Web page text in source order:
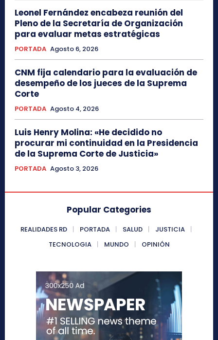
Leonel Fernández encabeza reunión del
Pleno de la Secretaría de Organización
para evaluar metas estratégicas
PORTADA Agosto 6, 2026
CNM fija calendario para la evaluación de
desempeño de los jueces de la Suprema
Corte
PORTADA Agosto 4, 2026
Luis Henry Molina: «He decidido no
procurar mi continuidad en la Presidencia
de la Suprema Corte de Justicia»
PORTADA Agosto 3, 2026
Popular Categories
REALIDADES RD PORTADA SALUD
JUSTICIA
TECNOLOGIA
MUNDO OPINIÓN